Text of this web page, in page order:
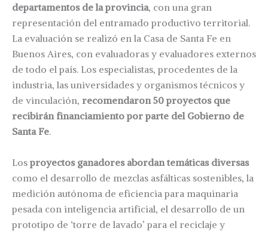
departamentos de la provincia, con una gran
representación del entramado productivo territorial.
La evaluación se realizó en la Casa de Santa Fe en
Buenos Aires, con evaluadoras y evaluadores externos
de todo el país. Los especialistas, procedentes de la
industria, las universidades y organismos técnicos y
de vinculación, recomendaron 50 proyectos que
recibirán financiamiento por parte del Gobierno de
Santa Fe.
Losproyectos ganadores abordan temáticas diversas
como el desarrollo de mezclas asfálticas sostenibles, la
medición autónoma de eficiencia para maquinaria
pesada con inteligencia artificial, el desarrollo de un
prototipo de ‘torre de lavado’ para el reciclaje y